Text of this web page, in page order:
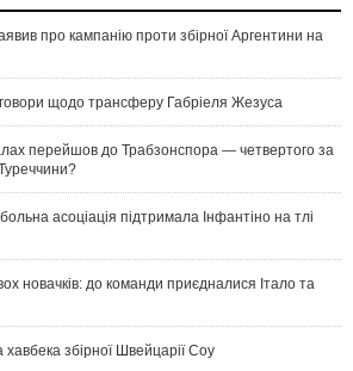
про кампанію проти збірної Аргентини на
щодо трансферу Габріеля Жезуса
перейшов до Трабзонспора — четвертого за
асоціація підтримала Інфантіно на тлі
новачків: до команди приєдналися Італо та
збірної Швейцарії Соу